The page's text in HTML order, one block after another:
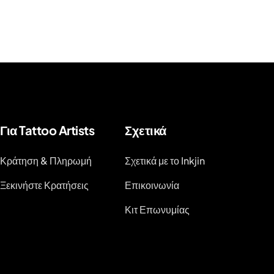
Για Tattoo Artists
Κράτηση & Πληρωμή
Ξεκινήστε Κρατήσεις
Σχετικά
Σχετικά με το Inkjin
Επικοινωνία
Κιτ Επωνυμίας